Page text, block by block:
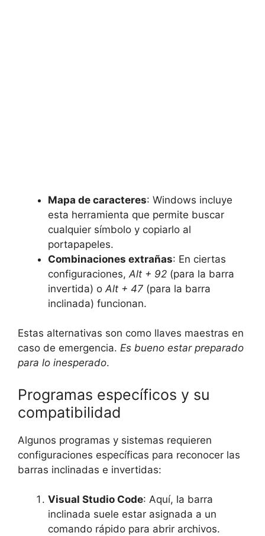
Mapa de caracteres: Windows incluye
esta herramienta ⁣que permite buscar
cualquier‌ símbolo y copiarlo ‌al
portapapeles.
Combinaciones extrañas: En ciertas
configuraciones,​ Alt + 92 (para la barra
invertida) o Alt + 47 (para la barra
inclinada) funcionan.
Estas ‍alternativas son como llaves maestras⁣ en
caso ⁢de emergencia. Es bueno estar preparado
para lo inesperado.
Programas específicos y ⁢su
compatibilidad
Algunos programas y sistemas requieren
configuraciones específicas para reconocer las
barras inclinadas e invertidas:
Visual Studio Code: Aquí, la barra
inclinada suele estar asignada a un
comando rápido para abrir archivos.